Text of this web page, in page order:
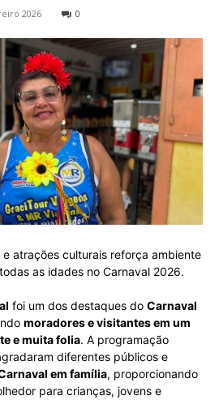
2026 0
atrações culturais reforça ambiente
as idades no Carnaval 2026.
foi um dos destaques do Carnaval
moradores e visitantes em um
e muita folia. A programação
diferentes públicos e
em família, proporcionando
para crianças, jovens e